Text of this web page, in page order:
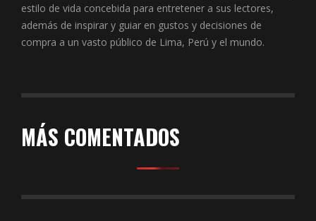
estilo de vida concebida para entretener a sus lectores,
además de inspirar y guiar en gustos y decisiones de
compra a un vasto público de Lima, Perú y el mundo.
MÁS COMENTADOS